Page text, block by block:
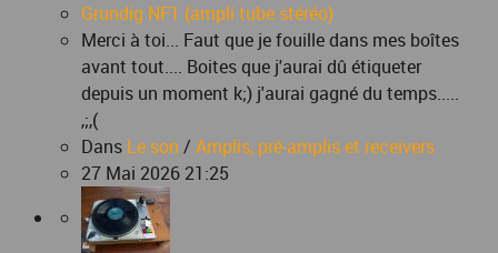
Grundig NF1 (ampli tube stéréo)
Merci à toi... Faut que je fouille dans mes boîtes
avant tout.... Boites que j'aurai dû étiqueter
depuis un moment k;) j'aurai gagné du temps.....
,;,(
Dans Le son / Amplis, pré-amplis et receivers
27 Mai 2026 21:25